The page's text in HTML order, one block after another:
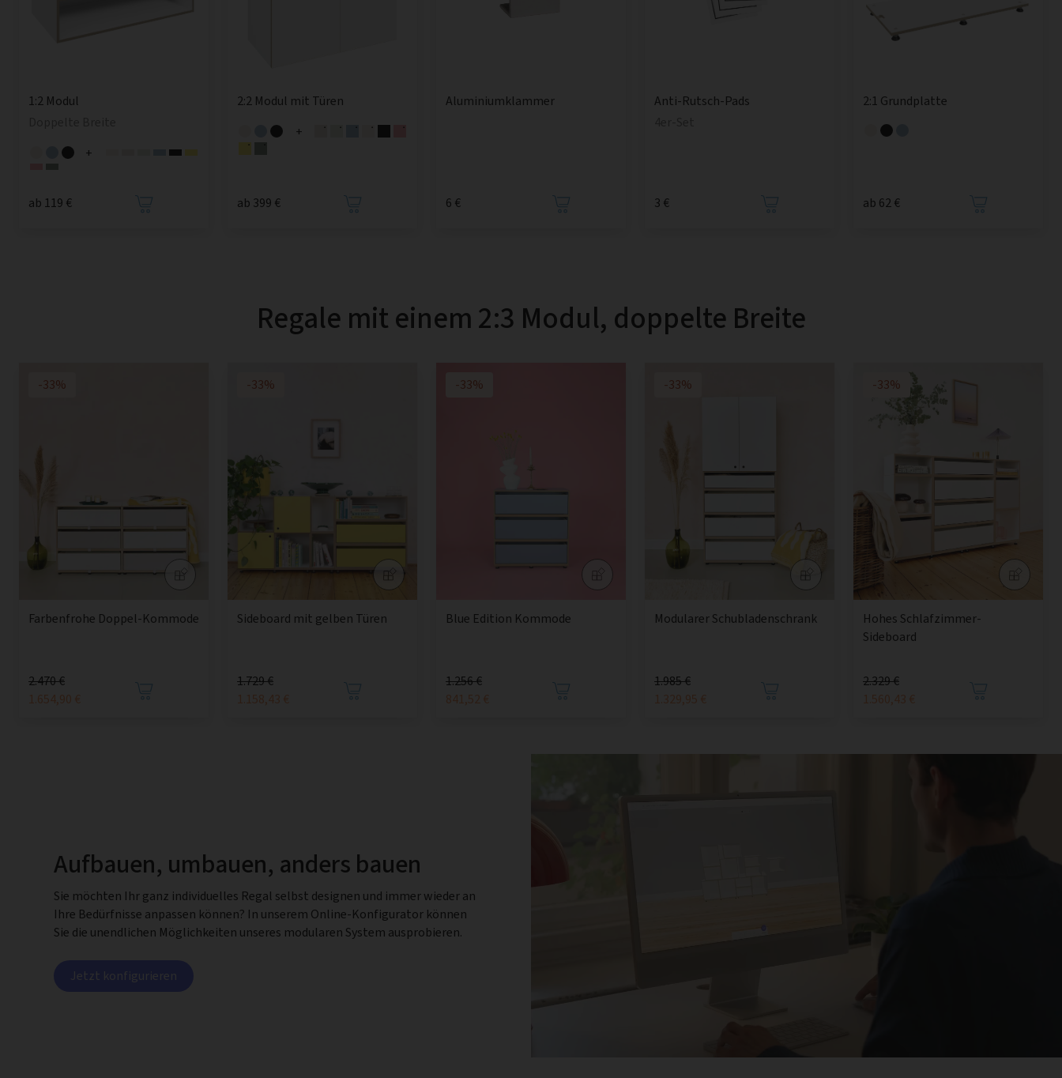
1:2 Modul
+
ab 119 €
2:2 Modul mit Türen
+
ab 399 €
Aluminiumklammer
6 €
Anti-Rutsch-Pads
3 €
2:1 Grundplatte
ab 62 €
Regale mit einem 2:3 Modul, doppelte Breite
-33%
Farbenfrohe Doppel-Kommode
2.470 €
1.654,90 €
-33%
Sideboard mit gelben Türen
1.729 €
1.158,43 €
-33%
Blue Edition Kommode
1.256 €
841,52 €
-33%
Modularer Schubladenschrank
1.985 €
1.329,95 €
-33%
Hohes Schlafzimmer-
Sideboard
2.329 €
1.560,43 €
Aufbauen, umbauen, anders bauen
Sie möchten Ihr ganz individuelles Regal selbst designen und immer wieder an
Ihre Bedürfnisse anpassen können? In unserem Online-Konfigurator können
Sie die unendlichen Möglichkeiten unseres modularen System ausprobieren.
Jetzt konfigurieren